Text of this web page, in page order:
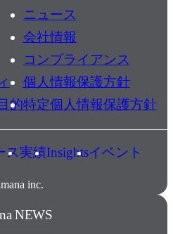
ニュース
会社情報
コンプライアンス
個人情報保護方針
的特定個人情報保護方針
inc.
ス実績Insightsイベント
NEWS